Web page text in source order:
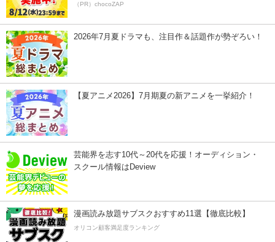
（PR）chocoZAP
2026年7月夏ドラマも、注目作＆話題作が勢ぞろい！
【夏アニメ2026】7月期夏の新アニメを一挙紹介！
芸能界を志す10代～20代を応援！オーディション・
スクール情報はDeview
漫画読み放題サブスクおすすめ11選【徹底比較】
オリコン顧客満足度ランキング